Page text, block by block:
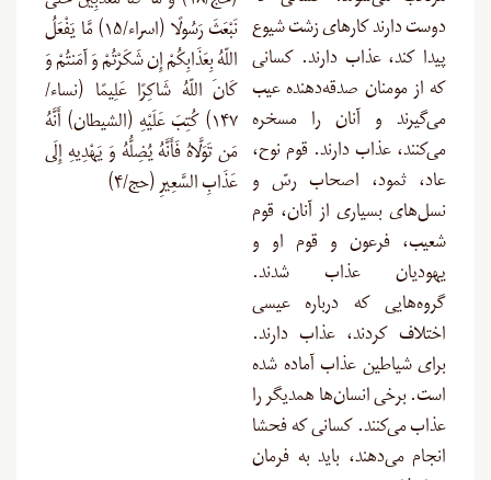
دوست دارند کارهای زشت شیوع
پیدا کند، عذاب دارند. کسانی
که از مومنان صدقه‌دهنده عیب
می‌گیرند و آنان را مسخره
می‌کنند، عذاب دارند. قوم نوح،
عاد، ثمود، اصحاب رسّ و
نسل‌های بسیاری از آنان، قوم
شعیب، فرعون و قوم او و
یهودیان عذاب شدند.
گروه‌هایی که درباره عیسی
اختلاف کردند، عذاب دارند.
برای شیاطین عذاب آماده شده
است. برخی انسان‌ها همدیگر را
عذاب می‌کنند. کسانی که فحشا
انجام می‌دهند، باید به فرمان
نَبْعَثَ رَسُولًا (اسراء/۱۵) مَّا يَفْعَلُ
اللّهُ بِعَذَابِكُمْ إِن شَكَرْتُمْ وَ آمَنتُمْ وَ
كَانَ اللّهُ شَاكِرًا عَلِيمًا (نساء/
۱۴۷) كُتِبَ عَلَيْهِ (الشيطان) أَنَّهُ
مَن تَوَلَّاهُ فَأَنَّهُ يُضِلُّهُ وَ يَهْدِيهِ إِلَى
عَذَابِ السَّعِيرِ (حج/۴)